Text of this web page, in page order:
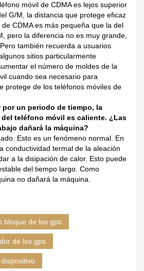
móvil de CDMA es lejos superior
G/M, la distancia que protege eficaz
CDMA es más pequeña que la del
pero la diferencia no es muy grande,
también recuerda a usuarios
sitios particularmente
el número de moldes de la
cuando sea necesario para
protege de los teléfonos móviles de
por un periodo de tiempo, la
del teléfono móvil es caliente. ¿Las
dañará la máquina?
Esto es un fenómeno normal. En
conductividad termal de la aleación
a la disipación de calor. Esto puede
del tiempo largo. Como
no dañará la máquina.
bloque de los gps
de los gps